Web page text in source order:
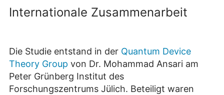
Internationale Zusammenarbeit
Die Studie entstand in der Quantum Device
Theory Group von Dr. Mohammad Ansari am
Peter Grünberg Institut des
Forschungszentrums Jülich. Beteiligt waren